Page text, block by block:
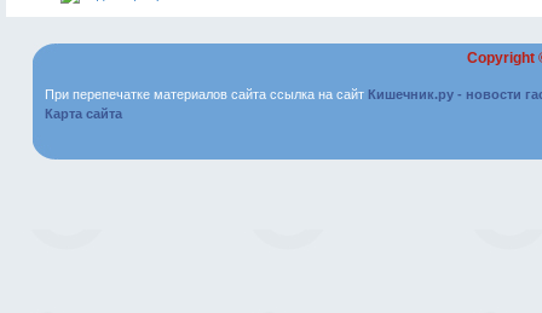
Copyright
При перепечатке материалов сайта ссылка на сайт Кишечник.ру - новости
Карта сайта